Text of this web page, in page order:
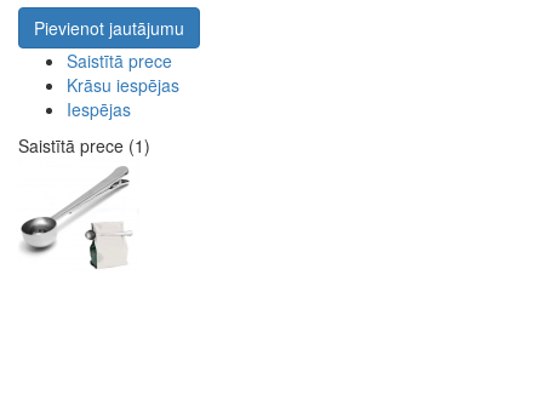
Pievienot jautājumu
Saistītā prece
Krāsu iespējas
Iespējas
Saistītā prece (1)